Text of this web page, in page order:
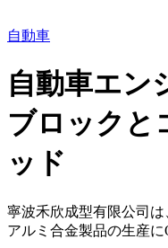
自動車
自動車エン
ブロックと
ッド
寧波禾欣成型有限公司
アルミ合金製品の生産